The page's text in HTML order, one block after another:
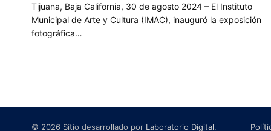
Tijuana, Baja California, 30 de agosto 2024 – El Instituto
Municipal de Arte y Cultura (IMAC), inauguró la exposición
fotográfica…
© 2026 Sitio desarrollado por Laboratorio Digital.